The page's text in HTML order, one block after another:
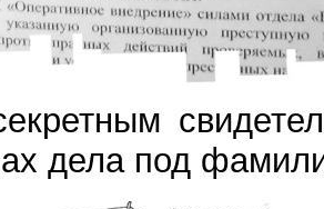
дела под